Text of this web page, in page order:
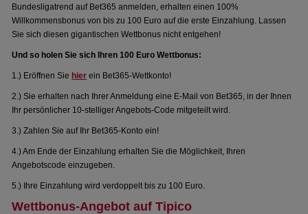
Bundesligatrend auf Bet365 anmelden, erhalten einen 100%
Willkommensbonus von bis zu 100 Euro auf die erste Einzahlung. Lassen
Sie sich diesen gigantischen Wettbonus nicht entgehen!
Und so holen Sie sich Ihren 100 Euro Wettbonus:
1.) Eröffnen Sie hier ein Bet365-Wettkonto!
2.) Sie erhalten nach Ihrer Anmeldung eine E-Mail von Bet365, in der Ihnen
Ihr persönlicher 10-stelliger Angebots-Code mitgeteilt wird.
3.) Zahlen Sie auf Ihr Bet365-Konto ein!
4.) Am Ende der Einzahlung erhalten Sie die Möglichkeit, Ihren
Angebotscode einzugeben.
5.) Ihre Einzahlung wird verdoppelt bis zu 100 Euro.
Wettbonus-Angebot auf Tipico